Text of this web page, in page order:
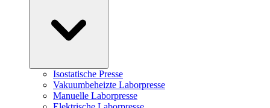
Isostatische Presse
Vakuumbeheizte Laborpresse
Manuelle Laborpresse